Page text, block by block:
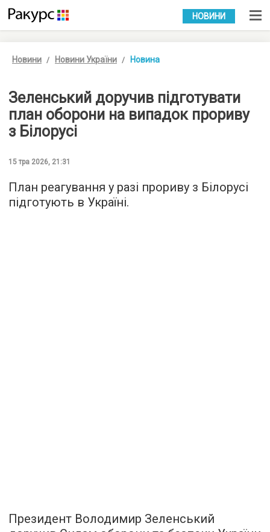
УКР РУС
НОВИНИ
Новини Новини України Новина
Зеленський доручив підготувати
план оборони на випадок прориву
з Білорусі
15 тра 2026, 21:31
План реагування у разі прориву з Білорусі
підготують в Україні.
Президент Володимир Зеленський